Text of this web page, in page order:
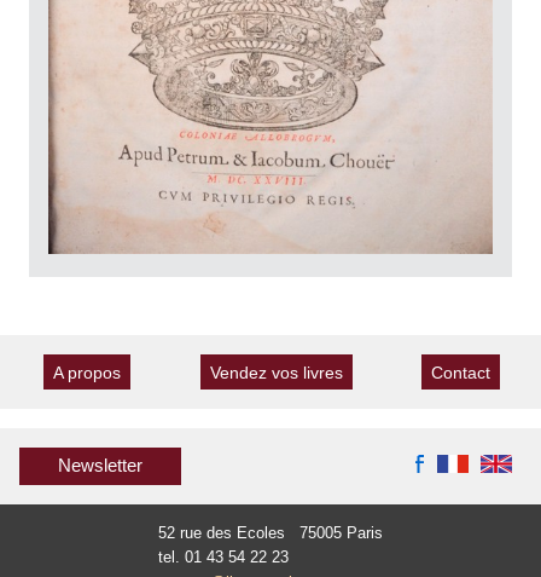
A propos Vendez vos livres Contact
Newsletter
52 rue des Ecoles 75005 Paris
tel. 01 43 54 22 23